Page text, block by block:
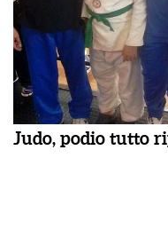
Judo, podio tutto